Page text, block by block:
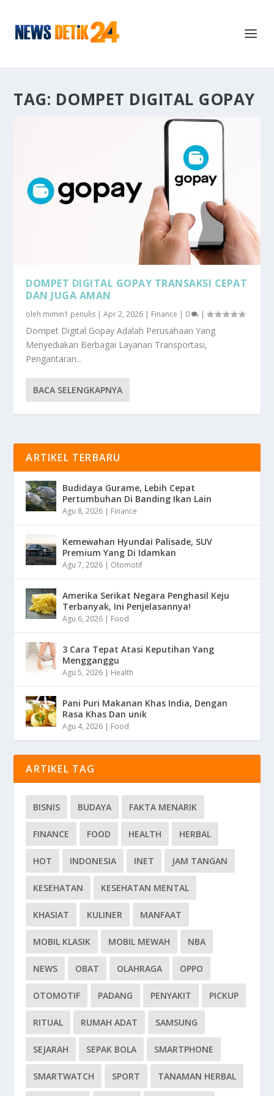
TAG: DOMPET DIGITAL GOPAY
DOMPET DIGITAL GOPAY TRANSAKSI CEPAT
DAN JUGA AMAN
oleh mimin1 penulis |Apr 2, 2026 | Finance | 0 |
Dompet Digital Gopay Adalah Perusahaan Yang
Menyediakan Berbagai Layanan Transportasi,
Pengantaran...
BACA SELENGKAPNYA
ARTIKEL TERBARU
Budidaya Gurame, Lebih Cepat
Pertumbuhan Di Banding Ikan Lain
Agu 8, 2026 | Finance
Kemewahan Hyundai Palisade, SUV
Premium Yang Di Idamkan
Agu 7, 2026 | Otomotif
Amerika Serikat Negara Penghasil Keju
Terbanyak, Ini Penjelasannya!
Agu 6, 2026 | Food
3 Cara Tepat Atasi Keputihan Yang
Mengganggu
Agu 5, 2026 | Health
Pani Puri Makanan Khas India, Dengan
Rasa Khas Dan unik
Agu 4, 2026 | Food
ARTIKEL TAG
BISNIS BUDAYA FAKTA MENARIK
FINANCE FOOD HEALTH HERBAL
HOT INDONESIA INET JAM TANGAN
KESEHATAN KESEHATAN MENTAL
KHASIAT KULINER MANFAAT
MOBIL KLASIK MOBIL MEWAH NBA
NEWS OBAT OLAHRAGA OPPO
OTOMOTIF PADANG PENYAKIT PICKUP
RITUAL RUMAH ADAT SAMSUNG
SEJARAH SEPAK BOLA SMARTPHONE
SMARTWATCH SPORT TANAMAN HERBAL